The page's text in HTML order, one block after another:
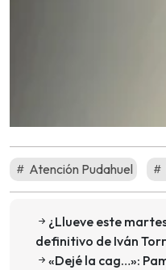
Atención Pudahuel
¿Llueve este
definitivo de Iván
«Dejé la cag…»: